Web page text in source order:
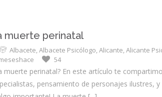
muerte perinatal
Albacete,Albacete Psicólogo,Alicante,Alicante
54
muerte perinatal? En este artículo te
pensamiento de personajes ilustres,